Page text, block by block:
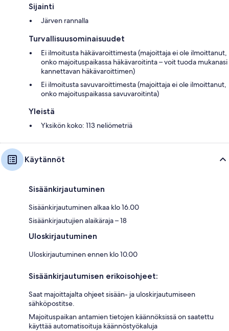
Sijainti
Järven rannalla
Turvallisuusominaisuudet
Ei ilmoitusta häkävaroittimesta (majoittaja ei ole ilmoittanut,
onko majoituspaikassa häkävaroitinta – voit tuoda mukanasi
kannettavan häkävaroittimen)
Ei ilmoitusta savuvaroittimesta (majoittaja ei ole ilmoittanut,
onko majoituspaikassa savuvaroitinta)
Yleistä
Yksikön koko: 113 neliömetriä
Käytännöt
Sisäänkirjautuminen
Sisäänkirjautuminen alkaa klo 16.00
Sisäänkirjautujien alaikäraja – 18
Uloskirjautuminen
Uloskirjautuminen ennen klo 10.00
Sisäänkirjautumisen erikoisohjeet:
Saat majoittajalta ohjeet sisään- ja uloskirjautumiseen
sähköpostitse.
Majoituspaikan antamien tietojen käännöksissä on saatettu
käyttää automatisoituja käännöstyökaluja